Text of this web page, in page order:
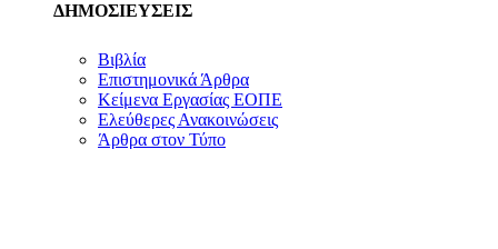
ΔΗΜΟΣΙΕΥΣΕΙΣ
Βιβλία
Επιστημονικά Άρθρα
Κείμενα Εργασίας ΕΟΠΕ
Ελεύθερες Ανακοινώσεις
Άρθρα στον Τύπο